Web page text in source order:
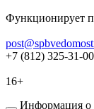
Функционирует
+7 (812) 325-31-00
16+
Информация о